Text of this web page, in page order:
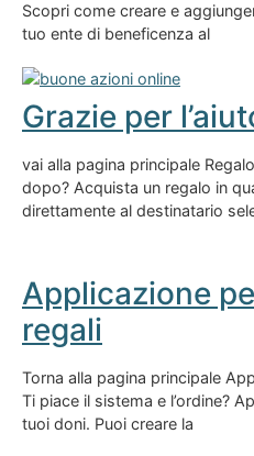
Scopri come creare e
tuo ente di beneficenza al
Grazie per
vai alla pagina principale
dopo? Acquista un regalo in
direttamente al destinatario
Applicazione
regali
Torna alla pagina principale
Ti piace il sistema e l’ordine?
tuoi doni. Puoi creare la